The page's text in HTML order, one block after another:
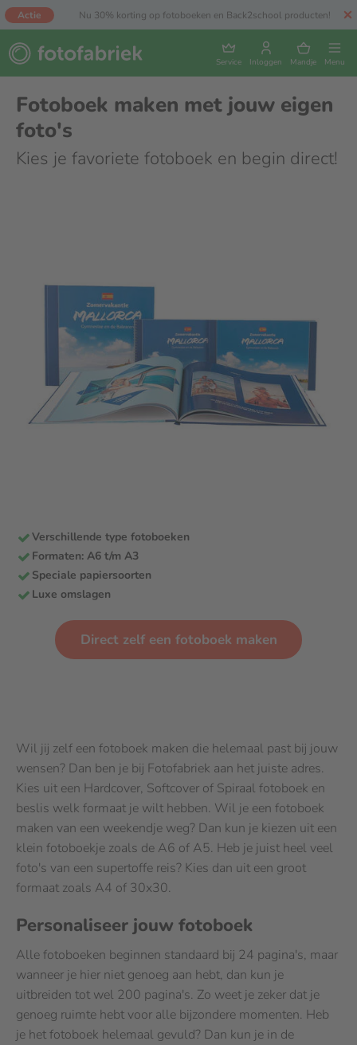
Actie Nu 30% korting op fotoboeken en Back2school producten!
Service Inloggen Mandje Menu
Fotoboek maken met jouw eigen
foto's
Kies je favoriete fotoboek en begin direct!
Verschillende type fotoboeken
Formaten: A6 t/m A3
Speciale papiersoorten
Luxe omslagen
Direct zelf een fotoboek maken
Wil jij zelf een fotoboek maken die helemaal past bij jouw
wensen? Dan ben je bij Fotofabriek aan het juiste adres.
Kies uit een Hardcover, Softcover of Spiraal fotoboek en
beslis welk formaat je wilt hebben. Wil je een fotoboek
maken van een weekendje weg? Dan kun je kiezen uit een
klein fotoboekje zoals de A6 of A5. Heb je juist heel veel
foto's van een supertoffe reis? Kies dan uit een groot
formaat zoals A4 of 30x30.
Personaliseer jouw fotoboek
Alle fotoboeken beginnen standaard bij 24 pagina's, maar
wanneer je hier niet genoeg aan hebt, dan kun je
uitbreiden tot wel 200 pagina's. Zo weet je zeker dat je
genoeg ruimte hebt voor alle bijzondere momenten. Heb
je het fotoboek helemaal gevuld? Dan kun je in de